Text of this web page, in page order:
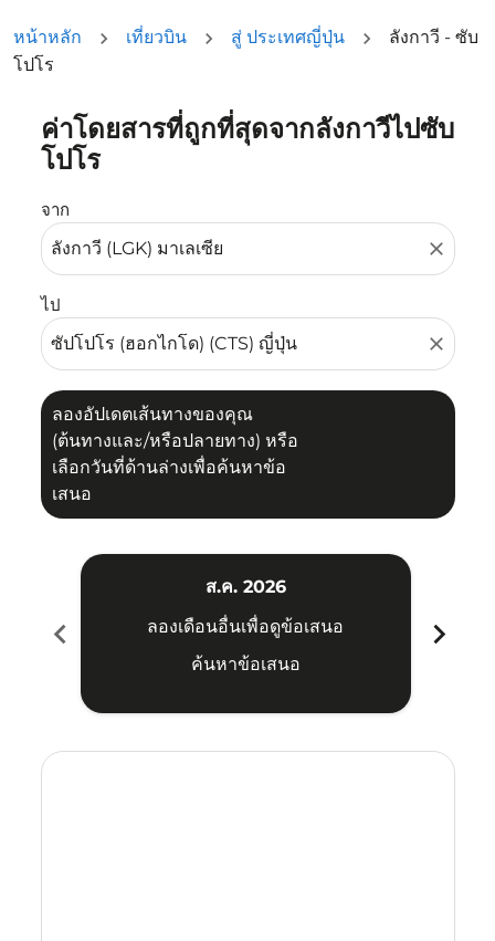
หน้าหลัก เที่ยวบิน สู่ ประเทศญี่ปุ่น
ลังกาวี - ซับ
โปโร
ค่าโดยสารที่ถูกที่สุดจากลังกาวีไปซับ
โปโร
จาก
close
ไป
close
ลองอัปเดตเส้นทางของคุณ
(ต้นทางและ/หรือปลายทาง) หรือ
เลือกวันที่ด้านล่างเพื่อค้นหาข้อ
เสนอ
ลองอัปเดตเส้นทางของคุณ (ต้นทางและ/หรือปลายทาง) หรื
chevron_left
ส.ค. 2026
ลองเดือนอื่นเพื่อดูข้อเสนอ
ค้นหาข้อเสนอ
chevron_right